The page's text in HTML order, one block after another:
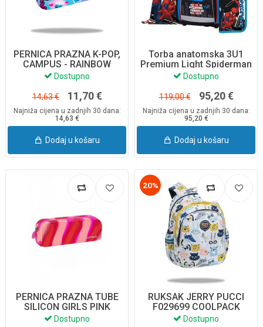
PERNICA PRAZNA K-POP,
CAMPUS - RAINBOW
F062037
Dostupno
14,63 € 11,70 €
Najniža cijena u zadnjih 30 dana:
14,63 €
Dodaj u košaru
Torba anatomska 3U1
Premium Light Spiderman
0-90925X
Dostupno
119,00 € 95,20 €
Najniža cijena u zadnjih 30 dana:
95,20 €
Dodaj u košaru
PERNICA PRAZNA TUBE
SILICON GIRLS PINK
Z11771 COOLPACK
Dostupno
20%
RUKSAK JERRY PUCCI
F029699 COOLPACK
Dostupno